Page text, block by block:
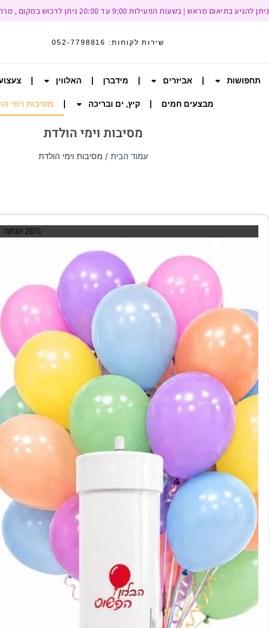
ניתן להגיע בתיאום מראש | בשעות הפעילות 9:00 עד 20:00 ניתן לרכוש במקום , מרחוב ז’בוטינסקי 93, רמת גן
שירות לקוחות: 052-7798816
תחפושות אביזרים מידברן האלווין
מבצעים חמים קיץ, ים ובריכה מסיבות וימי
מסיבות וימי הולדת
עמוד הבית / מסיבות וימי הולדת
26% הנחה